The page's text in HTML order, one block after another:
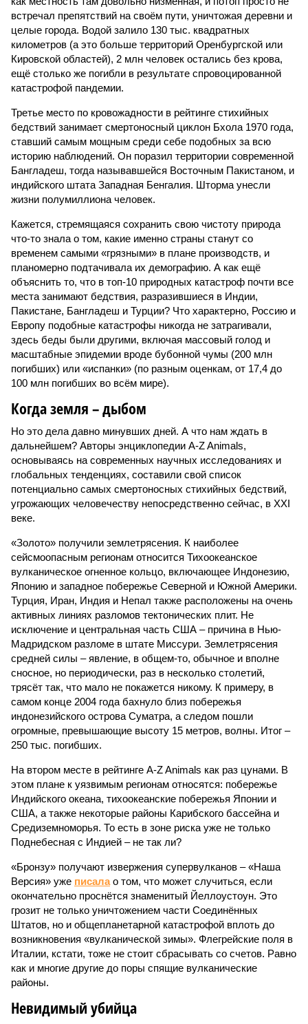
встречал препятствий на своём пути, уничтожая деревни и
целые города. Водой залило 130 тыс. квадратных
километров (а это больше территорий Оренбургской или
Кировской областей), 2 млн человек остались без крова,
ещё столько же погибли в результате спровоцированной
катастрофой пандемии.
Третье место по кровожадности в рейтинге стихийных
бедствий занимает смертоносный циклон Бхола 1970 года,
ставший самым мощным среди себе подобных за всю
историю наблюдений. Он поразил территории современной
Бангладеш, тогда называвшейся Восточным Пакистаном, и
индийского штата Западная Бенгалия. Шторма унесли
жизни полумиллиона человек.
Кажется, стремящаяся сохранить свою чистоту природа
что-то знала о том, какие именно страны станут со
временем самыми «грязными» в плане производств, и
планомерно подтачивала их демографию. А как ещё
объяснить то, что в топ-10 природных катастроф почти все
места занимают бедствия, разразившиеся в Индии,
Пакистане, Бангладеш и Турции? Что характерно, Россию и
Европу подобные катастрофы никогда не затрагивали,
здесь беды были другими, включая массовый голод и
масштабные эпидемии вроде бубонной чумы (200 млн
погибших) или «испанки» (по разным оценкам, от 17,4 до
100 млн погибших во всём мире).
Когда земля – дыбом
Но это дела давно минувших дней. А что нам ждать в
дальнейшем? Авторы энциклопедии A-Z Animals,
основываясь на современных научных исследованиях и
глобальных тенденциях, составили свой список
потенциально самых смертоносных стихийных бедствий,
угрожающих человечеству непосредственно сейчас, в XXI
веке.
«Золото» получили землетрясения. К наиболее
сейсмоопасным регионам относится Тихоокеанское
вулканическое огненное кольцо, включающее Индонезию,
Японию и западное побережье Северной и Южной Америки.
Турция, Иран, Индия и Непал также расположены на очень
активных линиях разломов тектонических плит. Не
исключение и центральная часть США – причина в Нью-
Мадридском разломе в штате Миссури. Землетрясения
средней силы – явление, в общем-то, обычное и вполне
сносное, но периодически, раз в несколько столетий,
трясёт так, что мало не покажется никому. К примеру, в
самом конце 2004 года бахнуло близ побережья
индонезийского острова Суматра, а следом пошли
огромные, превышающие высоту 15 метров, волны. Итог –
250 тыс. погибших.
На втором месте в рейтинге A-Z Animals как раз цунами. В
этом плане к уязвимым регионам относятся: побережье
Индийского океана, тихо­океанские побережья Японии и
США, а также некоторые районы Карибского бассейна и
Средиземноморья. То есть в зоне риска уже не только
Поднебесная с Индией – не так ли?
«Бронзу» получают извержения супервулканов – «Наша
Версия» уже писалао том, что может случиться, если
окончательно проснётся знаменитый Йеллоустоун. Это
грозит не только уничтожением части Соединённых
Штатов, но и общепланетарной катастрофой вплоть до
возникновения «вулканической зимы». Флегрейские поля в
Италии, кстати, тоже не стоит сбрасывать со счетов. Равно
как и многие другие до поры спящие вулканические
районы.
Невидимый убийца